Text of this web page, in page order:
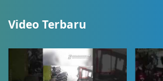
Video Terbaru